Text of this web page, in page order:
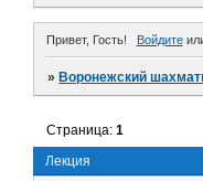
Привет, Гость! Войдите
»Воронежский
Лекция
Страница:1